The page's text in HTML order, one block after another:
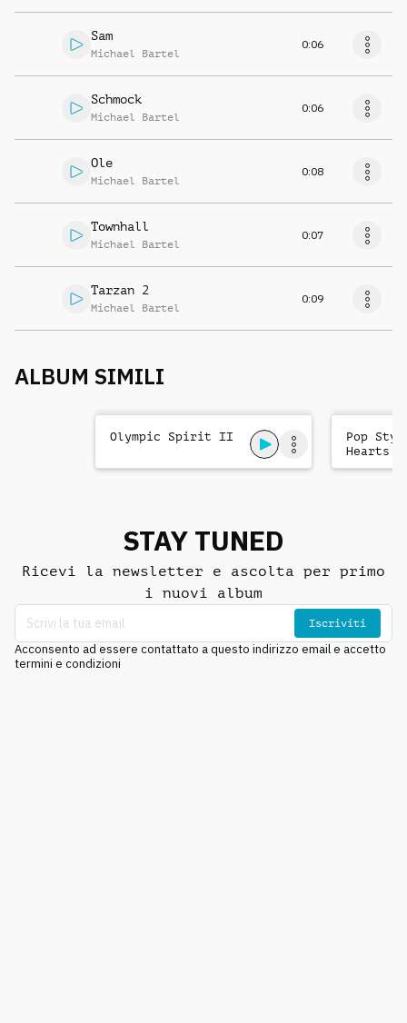
Sam
Michael Bartel
0:06
Schmock
Michael Bartel
0:06
Ole
Michael Bartel
0:08
Townhall
Michael Bartel
0:07
Tarzan 2
Michael Bartel
0:09
ALBUM SIMILI
Olympic Spirit II
Pop
Hearts
STAY TUNED
Ricevi la newsletter e ascolta per primo
i nuovi album
Iscriviti
Acconsento ad essere contattato a questo indirizzo email e accetto
termini e condizioni